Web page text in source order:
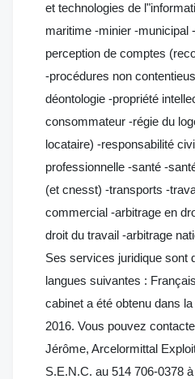
et technologies de
maritime -minier -municipal
perception de comptes
-procédures non
déontologie -propriété
consommateur -régie du
locataire) -responsabilité
professionnelle -santé -
(et cnesst) -transports -
commercial -arbitrage en
droit du travail -arbitrage
Ses services juridique sont
langues suivantes :
cabinet a été obtenu dans
2016. Vous pouvez
Jérôme, Arcelormittal
S.E.N.C. au 514 706-0378